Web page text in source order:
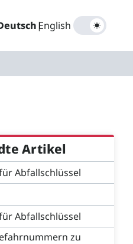
|
English
Artikel
Abfallschlüssel
Abfallschlüssel
zu